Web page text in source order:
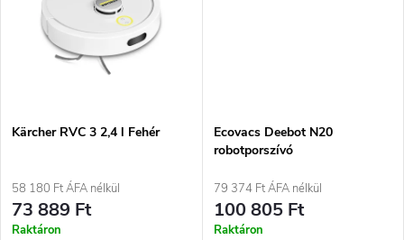
é
e
j
a
Kärcher RVC 3 2,4 l Fehér
58 180 Ft ÁFA nélkül
73 889 Ft
Raktáron
Ecovacs Deebot N20
robotporszívó
79 374 Ft ÁFA nélkül
100 805 Ft
Raktáron